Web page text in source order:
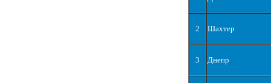
2 Шахтер
3 Днепр